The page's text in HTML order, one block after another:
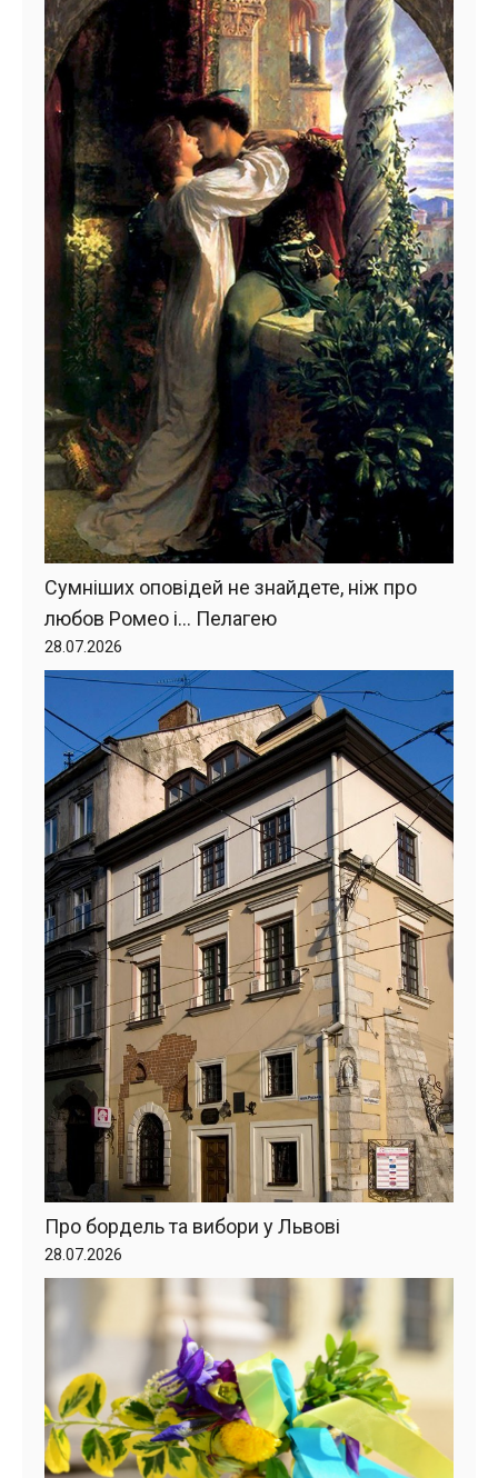
Сумніших оповідей не знайдете, ніж про
любов Ромео і… Пелагею
28.07.2026
Про бордель та вибори у Львові
28.07.2026